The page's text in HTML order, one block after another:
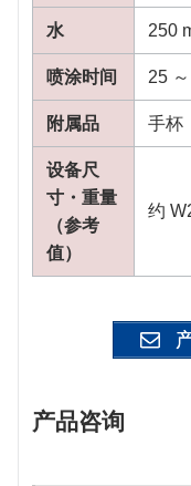
水 250
喷涂时间 25
附属品 手杯
设备尺
寸・重量
（参考
值）
约
产品咨询